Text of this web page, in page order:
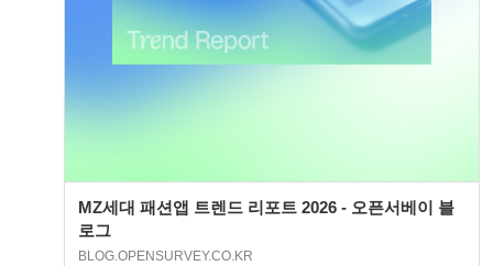
MZ세대 패션앱 트렌드 리포트 2026 - 오픈서베이 블
로그
BLOG.OPENSURVEY.CO.KR